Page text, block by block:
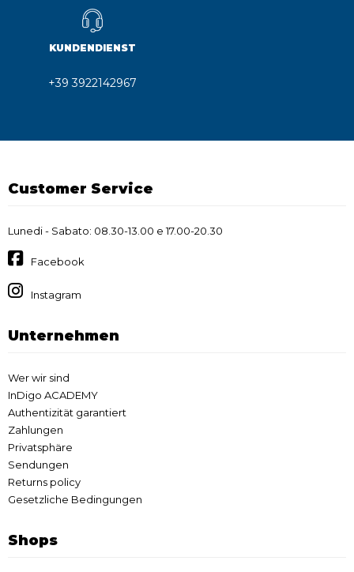
KUNDENDIENST
+39 3922142967
Customer Service
Lunedi - Sabato: 08.30-13.00 e 17.00-20.30
Facebook
Instagram
Unternehmen
Wer wir sind
InDigo ACADEMY
Authentizität garantiert
Zahlungen
Privatsphäre
Sendungen
Returns policy
Gesetzliche Bedingungen
Shops